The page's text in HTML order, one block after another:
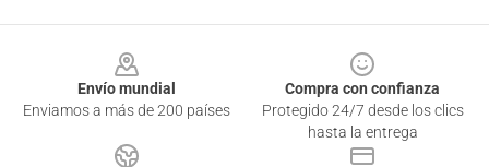
Envío mundial
Enviamos a más de 200 países
Compra con confianza
Protegido 24/7 desde los clics
hasta la entrega